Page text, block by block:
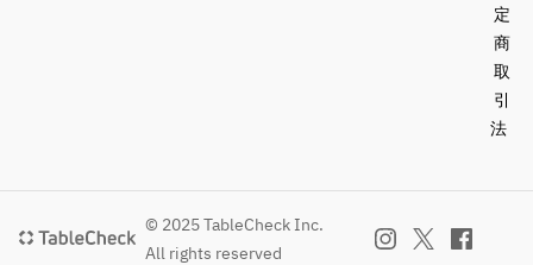
定
商
取
引
法
© 2025 TableCheck Inc.
All rights reserved